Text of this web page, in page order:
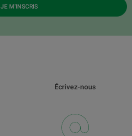
JE M'INSCRIS
Écrivez-nous